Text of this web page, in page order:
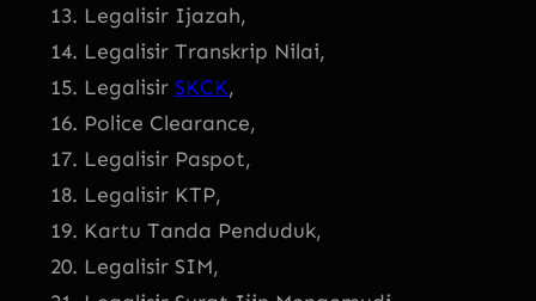
Legalisir Ijazah,
Legalisir Transkrip Nilai,
Legalisir SKCK,
Police Clearance,
Legalisir Paspot,
Legalisir KTP,
Kartu Tanda Penduduk,
Legalisir SIM,